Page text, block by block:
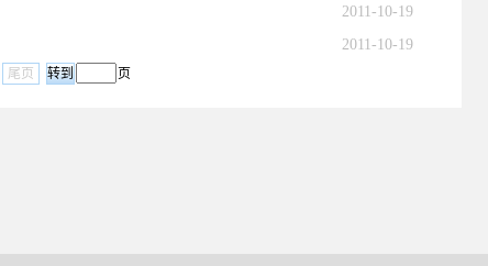
2011-10-19
2011-10-19
尾页 页